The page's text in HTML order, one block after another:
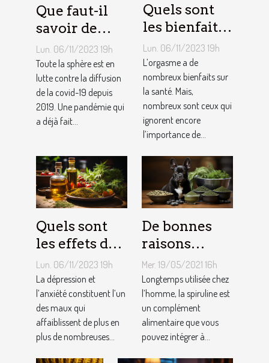
Que faut-il
savoir de
Pfizer, vaccin
contre le
coronavirus ?
Lun. 06/11/2023 19h
Toute la sphère est en
lutte contre la diffusion
de la covid-19 depuis
2019. Une pandémie qui
a déjà fait...
Quels sont
les bienfaits
de l’orgasme
sur votre
santé ?
Lun. 06/11/2023 19h
L’orgasme a de
nombreux bienfaits sur
la santé. Mais,
nombreux sont ceux qui
ignorent encore
l’importance de...
Quels sont
les effets du
CBD ?
Lun. 06/11/2023 19h
La dépression et
l’anxiété constituent l’un
des maux qui
affaiblissent de plus en
plus de nombreuses...
De bonnes
raisons
d’opter pour
la spiruline
pour
animaux
domestiques
Mer. 19/05/2021 16h
Longtemps utilisée chez
l’homme, la spiruline est
un complément
alimentaire que vous
pouvez intégrer à...